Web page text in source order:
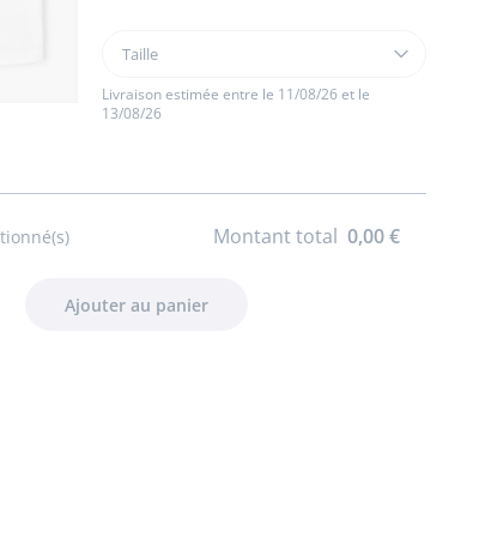
Taille
Short
bébé
garçon
Taille
Livraison estimée entre le 11/08/26 et le
13/08/26
Montant total 0,00 €